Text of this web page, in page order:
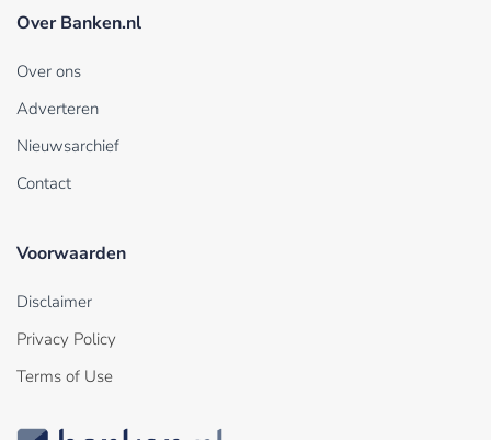
Over Banken.nl
Over ons
Adverteren
Nieuwsarchief
Contact
Voorwaarden
Disclaimer
Privacy Policy
Terms of Use